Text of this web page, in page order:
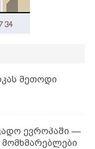
მეთოდი
ევროპაში —